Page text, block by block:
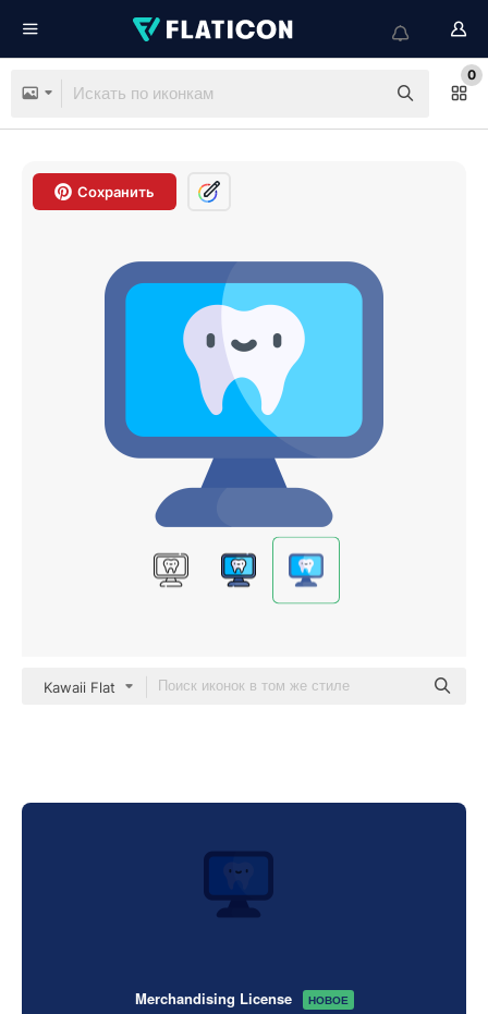
0
Сохранить
Kawaii Flat
Merchandising License НОВОЕ